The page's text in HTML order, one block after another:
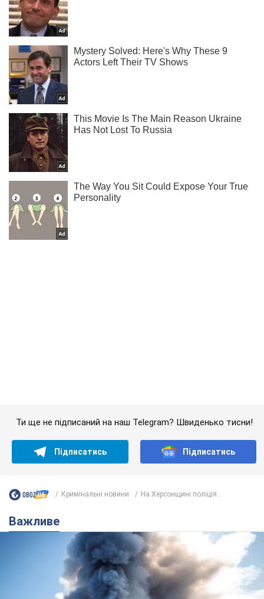
припустив, чим закінчиться "війна складів"
Москва може стати "островом" і зануритися в темряву,
спрогнозував військовий експерт
59,3 т.